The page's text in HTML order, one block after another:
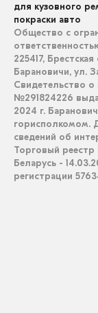
для кузовного
покраски авто
Общество с
225417, Брестская
Барановичи, ул.
Свидетельство о
№291824226
2024 г.
горисполкомом.
сведений об
Торговый реестр
Беларусь -
регистрации